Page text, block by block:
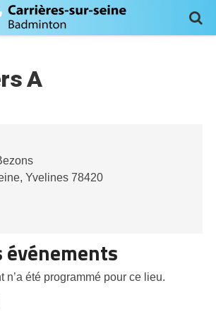
A
, Yvelines 78420
événements
n’a été programmé pour ce lieu.